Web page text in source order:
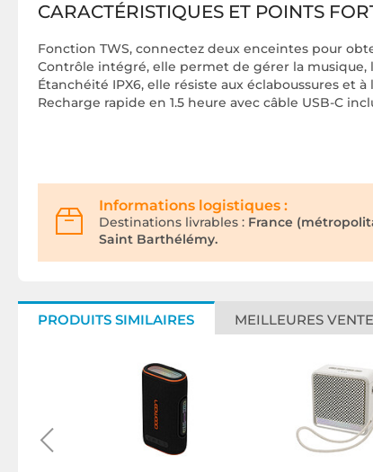
CARACTÉRISTIQUES ET POINTS
Fonction TWS, connectez deux enceintes pour
Contrôle intégré, elle permet de gérer la
Étanchéité IPX6, elle résiste aux éclaboussures et
Recharge rapide en 1.5 heure avec câble USB-C
Informations logistiques :
Destinations livrables : France
Saint Barthélémy.
PRODUITS SIMILAIRES MEILLEURES